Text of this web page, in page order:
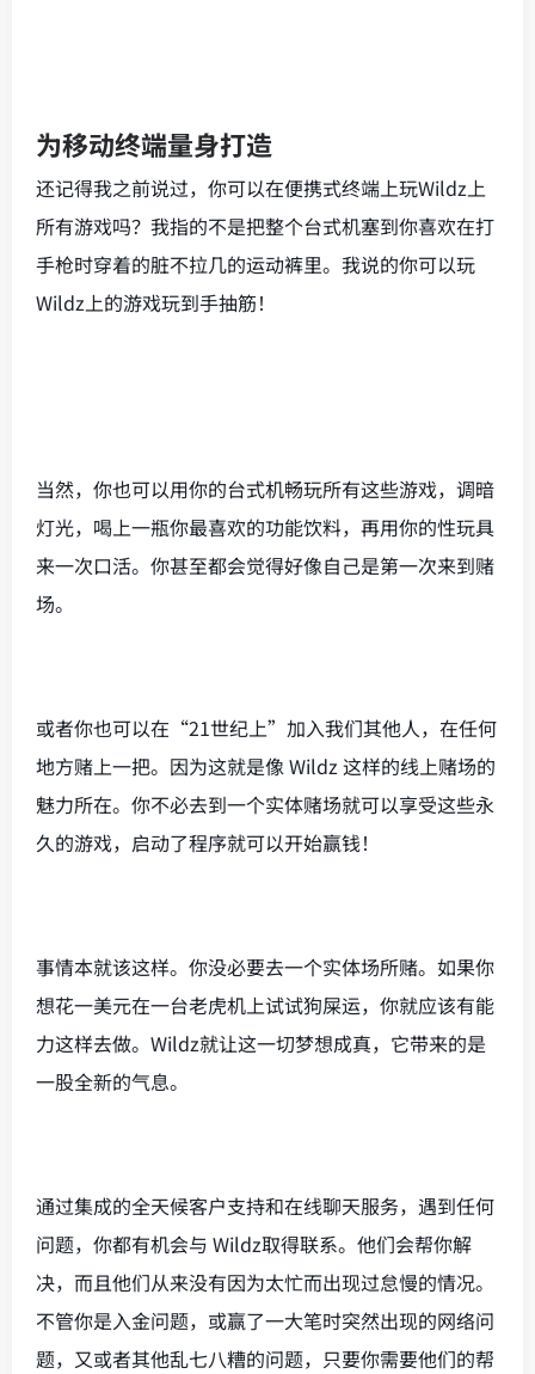
为移动终端量身打造
还记得我之前说过，你可以在便携式终端上玩Wildz上
所有游戏吗？我指的不是把整个台式机塞到你喜欢在打
手枪时穿着的脏不拉几的运动裤里。我说的你可以玩
Wildz上的游戏玩到手抽筋！
当然，你也可以用你的台式机畅玩所有这些游戏，调暗
灯光，喝上一瓶你最喜欢的功能饮料，再用你的性玩具
来一次口活。你甚至都会觉得好像自己是第一次来到赌
场。
或者你也可以在“21世纪上”加入我们其他人，在任何
地方赌上一把。因为这就是像 Wildz 这样的线上赌场的
魅力所在。你不必去到一个实体赌场就可以享受这些永
久的游戏，启动了程序就可以开始赢钱！
事情本就该这样。你没必要去一个实体场所赌。如果你
想花一美元在一台老虎机上试试狗屎运，你就应该有能
力这样去做。Wildz就让这一切梦想成真，它带来的是
一股全新的气息。
通过集成的全天候客户支持和在线聊天服务，遇到任何
问题，你都有机会与 Wildz取得联系。他们会帮你解
决，而且他们从来没有因为太忙而出现过怠慢的情况。
不管你是入金问题，或赢了一大笔时突然出现的网络问
题，又或者其他乱七八糟的问题，只要你需要他们的帮